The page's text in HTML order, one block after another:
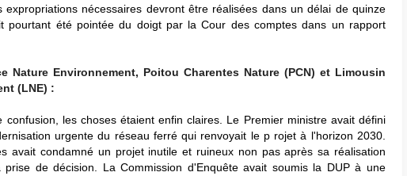
expropriations nécessaires devront être réalisées dans un délai de quinze
pourtant été pointée du doigt par la Cour des comptes dans un rapport
Nature Environnement, Poitou Charentes Nature (PCN) et Limousin
(LNE) :
confusion, les choses étaient enfin claires. Le Premier ministre avait défini
urgente du réseau ferré qui renvoyait le p rojet à l'horizon 2030.
avait condamné un projet inutile et ruineux non pas après sa réalisation
prise de décision. La Commission d'Enquête avait soumis la DUP à une